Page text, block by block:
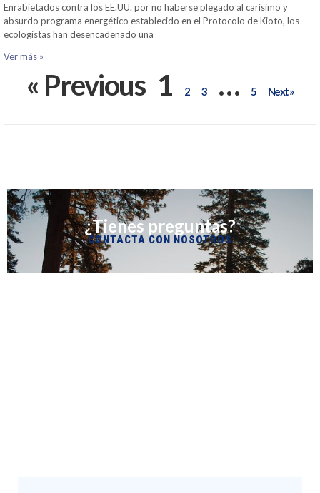
Enrabietados contra los EE.UU. por no haberse plegado al carísimo y
absurdo programa energético establecido en el Protocolo de Kioto, los
ecologistas han desencadenado una
Ver más »
« Previous 1 2 3 … 5 Next »
¿Tienes preguntas?
CONTACTA CON NOSOTROS